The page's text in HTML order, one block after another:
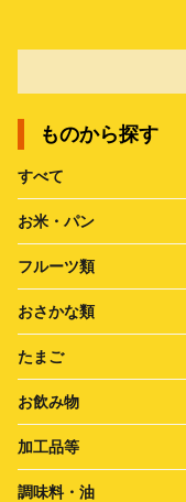
ものから探す
すべて
お米・パン
フルーツ類
おさかな類
たまご
お飲み物
加工品等
調味料・油